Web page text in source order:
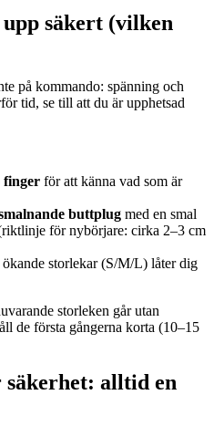
säkert (vilken
på kommando: spänning och
tid, se till att du är upphetsad
finger för att känna vad som är
buttplug med en smal
för nybörjare: cirka 2–3 cm
ökande storlekar (S/M/L) låter dig
storleken går utan
de första gångerna korta (10–15
säkerhet: alltid en